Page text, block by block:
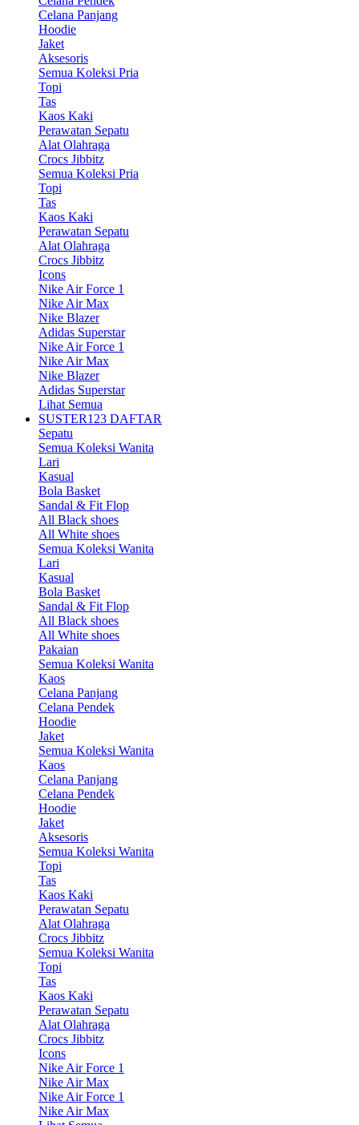
Celana Panjang
Hoodie
Jaket
Aksesoris
Semua Koleksi Pria
Topi
Tas
Kaos Kaki
Perawatan Sepatu
Alat Olahraga
Crocs Jibbitz
Semua Koleksi Pria
Topi
Tas
Kaos Kaki
Perawatan Sepatu
Alat Olahraga
Crocs Jibbitz
Icons
Nike Air Force 1
Nike Air Max
Nike Blazer
Adidas Superstar
Nike Air Force 1
Nike Air Max
Nike Blazer
Adidas Superstar
Lihat Semua
SUSTER123 DAFTAR
Sepatu
Semua Koleksi Wanita
Lari
Kasual
Bola Basket
Sandal & Fit Flop
All Black shoes
All White shoes
Semua Koleksi Wanita
Lari
Kasual
Bola Basket
Sandal & Fit Flop
All Black shoes
All White shoes
Pakaian
Semua Koleksi Wanita
Kaos
Celana Panjang
Celana Pendek
Hoodie
Jaket
Semua Koleksi Wanita
Kaos
Celana Panjang
Celana Pendek
Hoodie
Jaket
Aksesoris
Semua Koleksi Wanita
Topi
Tas
Kaos Kaki
Perawatan Sepatu
Alat Olahraga
Crocs Jibbitz
Semua Koleksi Wanita
Topi
Tas
Kaos Kaki
Perawatan Sepatu
Alat Olahraga
Crocs Jibbitz
Icons
Nike Air Force 1
Nike Air Max
Nike Air Force 1
Nike Air Max